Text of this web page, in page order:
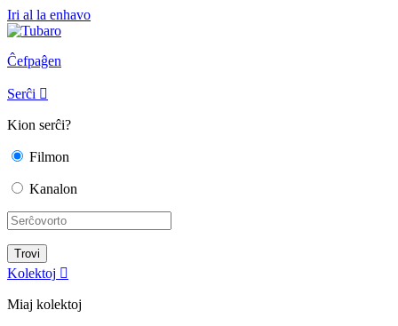
Iri al la enhavo
Ĉefpaĝen
Serĉi 
Kion serĉi?
Filmon
Kanalon
Kolektoj 
Miaj kolektoj